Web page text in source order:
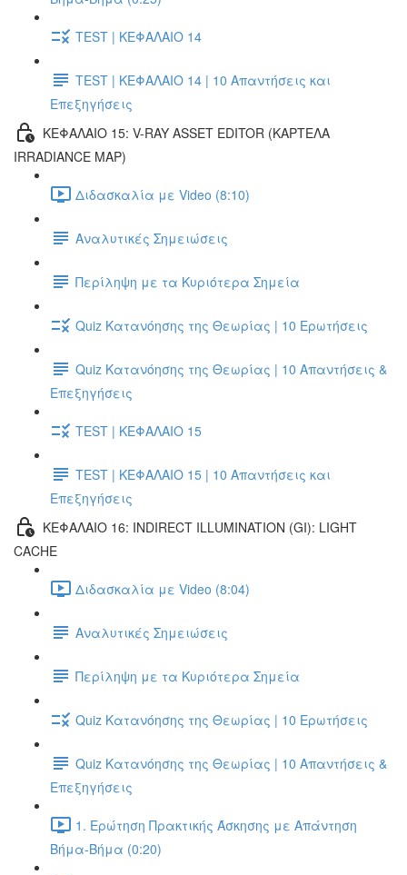
TEST | ΚΕΦΑΛΑΙΟ 14
TEST | ΚΕΦΑΛΑΙΟ 14 | 10 Απαντήσεις και
Επεξηγήσεις
ΚΕΦΑΛΑΙΟ 15: V-RAY ASSET EDITOR (ΚΑΡΤΕΛΑ
IRRADIANCE MAP)
Διδασκαλία με Video (8:10)
Αναλυτικές Σημειώσεις
Περίληψη με τα Κυριότερα Σημεία
Quiz Κατανόησης της Θεωρίας | 10 Ερωτήσεις
Quiz Κατανόησης της Θεωρίας | 10 Απαντήσεις &
Επεξηγήσεις
TEST | ΚΕΦΑΛΑΙΟ 15
TEST | ΚΕΦΑΛΑΙΟ 15 | 10 Απαντήσεις και
Επεξηγήσεις
ΚΕΦΑΛΑΙΟ 16: INDIRECT ILLUMINATION (GI): LIGHT
CACHE
Διδασκαλία με Video (8:04)
Αναλυτικές Σημειώσεις
Περίληψη με τα Κυριότερα Σημεία
Quiz Κατανόησης της Θεωρίας | 10 Ερωτήσεις
Quiz Κατανόησης της Θεωρίας | 10 Απαντήσεις &
Επεξηγήσεις
1. Ερώτηση Πρακτικής Άσκησης με Απάντηση
Βήμα-Βήμα (0:20)